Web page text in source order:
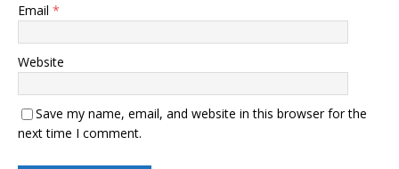
Email *
Website
Save my name, email, and website in this browser for the
next time I comment.